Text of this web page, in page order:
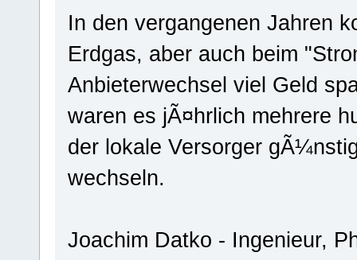
In den vergangenen Jahren
Erdgas, aber auch beim
Anbieterwechsel viel Geld
waren es jÃ¤hrlich mehrere
der lokale Versorger
wechseln.
Joachim Datko - Ingenieur,